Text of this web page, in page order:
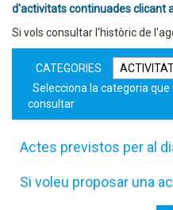
d'activitats continuades clicant
Si vols consultar l'històric de
CATEGORIES
Selecciona la categoria que
consultar
Actes previstos per al
Si voleu proposar una